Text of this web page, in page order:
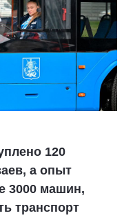
120
а опыт
3000 машин,
транспорт